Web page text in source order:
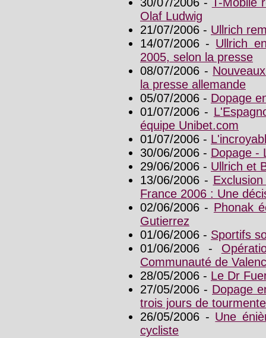
Olaf Ludwig
21/07/2006 - Ullrich
14/07/2006 - Ullrich
2005, selon la presse
08/07/2006 -
la presse allemande
05/07/2006 - Dopage
01/07/2006 -
équipe Unibet.com
01/07/2006 -
30/06/2006 - Dopage -
29/06/2006 - Ullrich et
13/06/2006 -
France 2006 : Une
02/06/2006 - Phonak
Gutierrez
01/06/2006 - Sportifs
01/06/2006 -
Communauté de
28/05/2006 - Le Dr
27/05/2006 - Dopage
trois jours de tourmente
26/05/2006 - Une
cycliste